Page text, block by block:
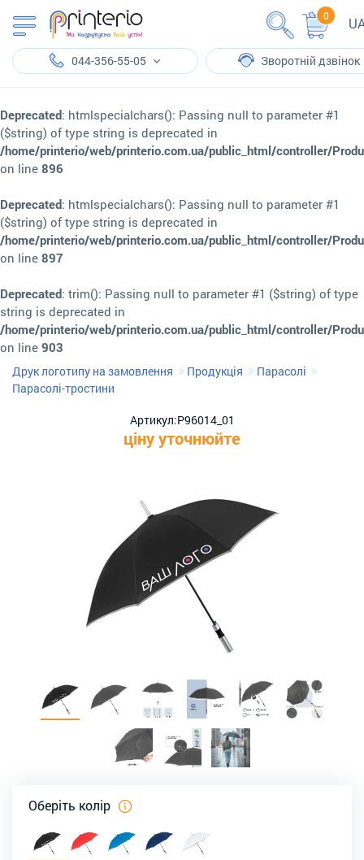
Deprecated: htmlspecialchars(): Passing null to parameter #1
($string) of type string is deprecated in
/home/printerio/web/printerio.com.ua/public_html/controller/
on line 896
Deprecated: htmlspecialchars(): Passing null to parameter #1
($string) of type string is deprecated in
/home/printerio/web/printerio.com.ua/public_html/controller/
on line 897
Deprecated: trim(): Passing null to parameter #1 ($string) of type
string is deprecated in
/home/printerio/web/printerio.com.ua/public_html/controller/
on line 903
0
044-356-55-05 Зворотній дзвінок
Друк логотипу на замовлення Продукція
Парасолі
Парасолі-тростини
Артикул:P96014_01
ціну уточнюйте
Оберіть колір